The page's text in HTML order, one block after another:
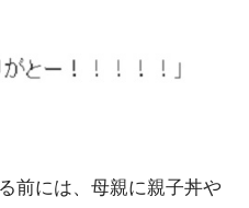
前には、母親に親子丼や